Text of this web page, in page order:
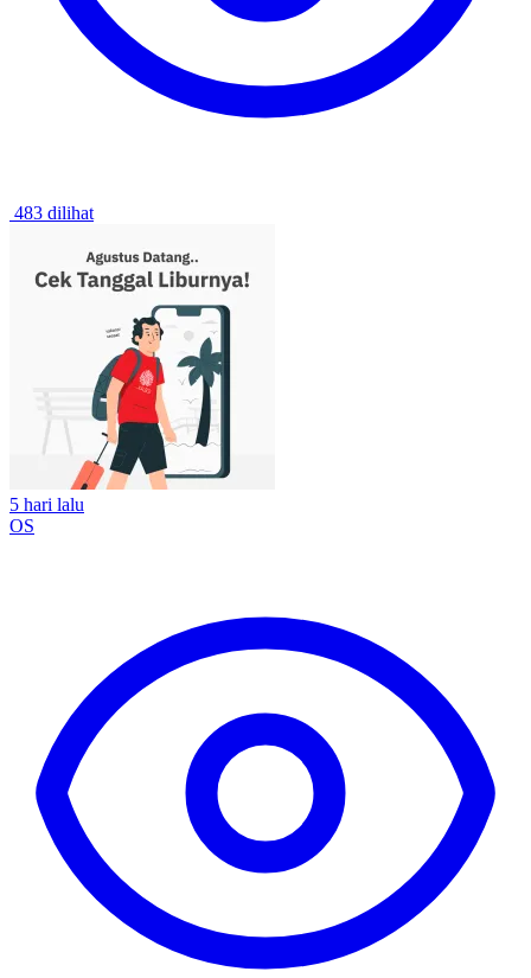
483 dilihat
5 hari lalu
OS